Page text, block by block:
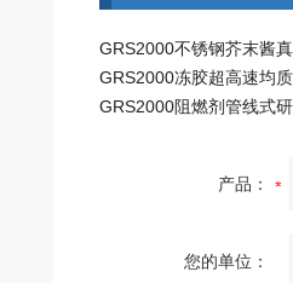
GRS2000冻胶超高速均
产品：
您的单位：